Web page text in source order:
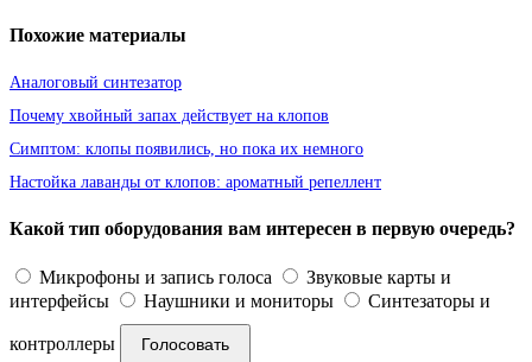
Похожие материалы
Аналоговый синтезатор
Почему хвойный запах действует на клопов
Симптом: клопы появились, но пока их немного
Настойка лаванды от клопов: ароматный репеллент
Какой тип оборудования вам интересен в первую очередь?
Микрофоны и запись голоса
Звуковые карты и
интерфейсы
Наушники и мониторы Синтезаторы и
контроллеры Голосовать